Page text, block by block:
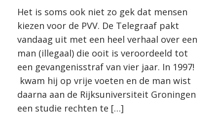
Het is soms ook niet zo gek dat mensen
kiezen voor de PVV. De Telegraaf pakt
vandaag uit met een heel verhaal over een
man (illegaal) die ooit is veroordeeld tot
een gevangenisstraf van vier jaar. In 1997!
kwam hij op vrije voeten en de man wist
daarna aan de Rijksuniversiteit Groningen
een studie rechten te […]